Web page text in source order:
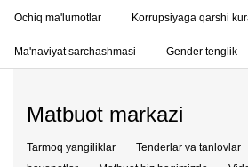
Ochiq ma'lumotlar Korrupsiyaga qarshi
Ma'naviyat sarchashmasi Gender tenglik
Matbuot markazi
Tarmoq yangiliklar Tenderlar va tanlovlar